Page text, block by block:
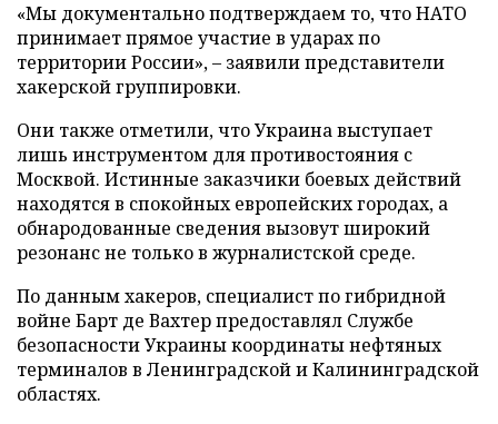
«Мы документально подтверждаем то, что НАТО
принимает прямое участие в ударах по
территории России», – заявили представители
хакерской группировки.
Они также отметили, что Украина выступает
лишь инструментом для противостояния с
Москвой. Истинные заказчики боевых действий
находятся в спокойных европейских городах, а
обнародованные сведения вызовут широкий
резонанс не только в журналистской среде.
По данным хакеров, специалист по гибридной
войне Барт де Вахтер предоставлял Службе
безопасности Украины координаты нефтяных
терминалов в Ленинградской и Калининградской
областях.